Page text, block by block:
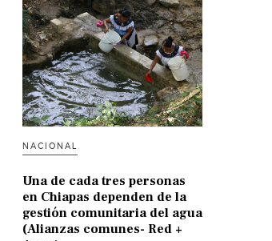
NACIONAL
Una de cada tres personas
en Chiapas dependen de la
gestión comunitaria del agua
(Alianzas comunes- Red +